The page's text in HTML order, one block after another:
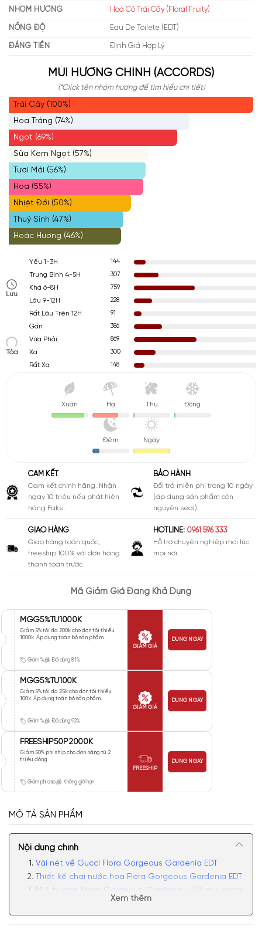
NHÓM HƯƠNG Hoa Cỏ Trái Cây (Floral Fruity)
NỒNG ĐỘ Eau De Toilete (EDT)
ĐÁNG TIỀN Định Giá Hợp Lý
MÙI HƯƠNG CHÍNH (ACCORDS)
(*Click tên nhóm hương để tìm hiểu chi tiết)
Trái Cây (100%)
Hoa Trắng (74%)
Ngọt (69%)
Sữa Kem Ngọt (57%)
Tươi Mới (56%)
Hoa (55%)
Nhiệt Đới (50%)
Thuỷ Sinh (47%)
Hoắc Hương (46%)
Lưu
Yếu 1-3H
144
Trung Bình 4-5H
307
Khá 6-8H
759
Lâu 9-12H
228
Rất Lâu Trên 12H
91
Tỏa
Gần
386
Vừa Phải
869
Xa
300
Rất Xa
148
Xuân Hạ Thu Đông
Đêm Ngày
CAM KẾT
Cam kết chính hãng. Nhận
ngay 10 triệu nếu phát hiện
hàng Fake.
BẢO HÀNH
Đổi trả miễn phí trong 10 ngày
(áp dụng sản phẩm còn
nguyên seal).
GIAO HÀNG
Giao hàng toàn quốc,
freeship 100% với đơn hàng
thanh toán trước.
HOTLINE: 0961 596 333
Hỗ trợ chuyên nghiệp mọi lúc
mọi nơi.
Mã Giảm Giá Đang Khả Dụng
MGG5%TU1000K
Giảm 5% tối đa 200k cho đơn tối thiểu
1000k. Áp dụng toàn bộ sản phẩm.
Giảm % Đã dùng 81%
GIẢM GIÁ
DÙNG NGAY
MGG5%TU100K
Giảm 5% tối đa 25k cho đơn tối thiểu
100k. Áp dụng toàn bộ sản phẩm.
Giảm % Đã dùng 92%
GIẢM GIÁ
DÙNG NGAY
FREESHIP50P2000K
Giảm 50% phí ship cho đơn hàng từ 2
triệu đồng
Giảm phí ship Không giới hạn
FREESHIP
DÙNG NGAY
MÔ TẢ SẢN PHẨM
Nội dung chính
Vài nét về Gucci Flora Gorgeous Gardenia EDT
Thiết kế chai nước hoa Flora Gorgeous Gardenia EDT
Mùi hương Flora Gorgeous Gardenia EDP dịu dàng,
Có nên mua nước hoa nữ Gucci Flora Gorgeous
Xem thêm